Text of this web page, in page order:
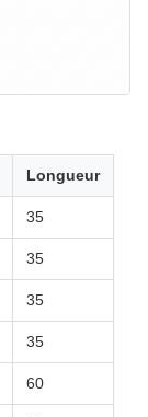
Longueur
35
35
35
35
60